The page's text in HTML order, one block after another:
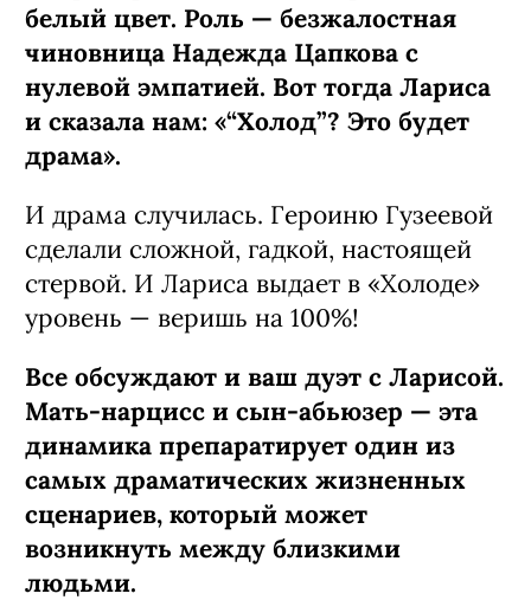
белый цвет. Роль — безжалостная
чиновница Надежда Цапкова с
нулевой эмпатией. Вот тогда Лариса
и сказала нам: «“Холод”? Это будет
драма».
И драма случилась. Героиню Гузеевой
сделали сложной, гадкой, настоящей
стервой. И Лариса выдает в «Холоде»
уровень — веришь на 100%!
Все обсуждают и ваш дуэт с Ларисой.
Мать-нарцисс и сын-абьюзер — эта
динамика препаратирует один из
самых драматических жизненных
сценариев, который может
возникнуть между близкими
людьми.